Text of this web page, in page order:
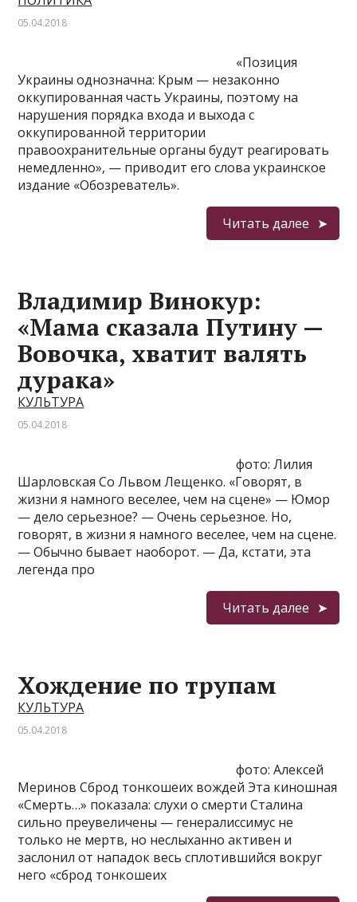
05.04.2018
«Позиция
Украины однозначна: Крым — незаконно
оккупированная часть Украины, поэтому на
нарушения порядка входа и выхода с
оккупированной территории
правоохранительные органы будут реагировать
немедленно», — приводит его слова украинское
издание «Обозреватель».
Читать далее
Владимир Винокур:
«Мама сказала Путину —
Вовочка, хватит валять
дурака»
КУЛЬТУРА
05.04.2018
фото: Лилия
Шарловская Со Львом Лещенко. «Говорят, в
жизни я намного веселее, чем на сцене» — Юмор
— дело серьезное? — Очень серьезное. Но,
говорят, в жизни я намного веселее, чем на сцене.
— Обычно бывает наоборот. — Да, кстати, эта
легенда про
Читать далее
Хождение по трупам
КУЛЬТУРА
05.04.2018
фото: Алексей
Меринов Сброд тонкошеих вождей Эта киношная
«Смерть…» показала: слухи о смерти Сталина
сильно преувеличены — генералиссимус не
только не мертв, но неслыханно активен и
заслонил от нападок весь сплотившийся вокруг
него «сброд тонкошеих